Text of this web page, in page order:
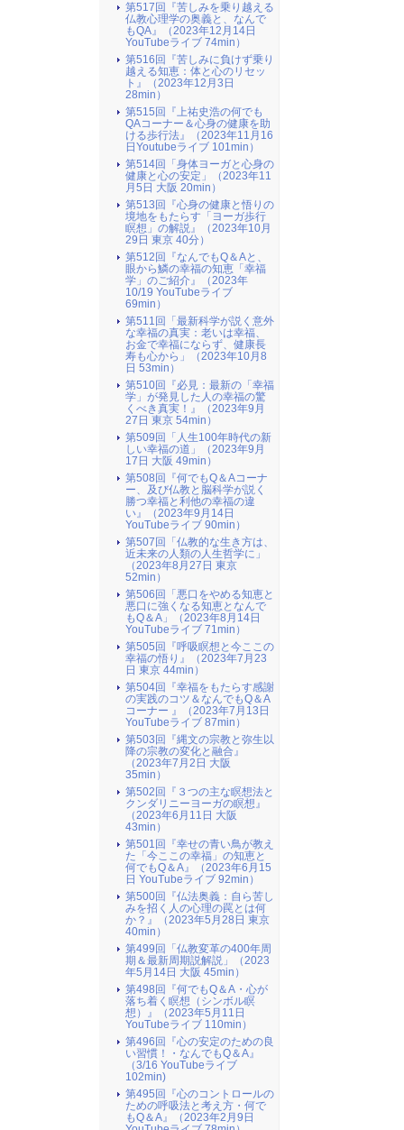
第517回『苦しみを乗り越える
仏教心理学の奥義と、なんで
もQA』（2023年12月14日
YouTubeライブ 74min）
第516回『苦しみに負けず乗り
越える知恵：体と心のリセッ
ト』（2023年12月3日
28min）
第515回『上祐史浩の何でも
QAコーナー＆心身の健康を助
ける歩行法』（2023年11月16
日Youtubeライブ 101min）
第514回「身体ヨーガと心身の
健康と心の安定」（2023年11
月5日 大阪 20min）
第513回『心身の健康と悟りの
境地をもたらす「ヨーガ歩行
瞑想」の解説』（2023年10月
29日 東京 40分）
第512回『なんでもQ＆Aと、
眼から鱗の幸福の知恵「幸福
学」のご紹介』（2023年
10/19 YouTubeライブ
69min）
第511回「最新科学が説く意外
な幸福の真実：老いは幸福、
お金で幸福にならず、健康長
寿も心から」（2023年10月8
日 53min）
第510回『必見：最新の「幸福
学」が発見した人の幸福の驚
くべき真実！』（2023年9月
27日 東京 54min）
第509回「人生100年時代の新
しい幸福の道」（2023年9月
17日 大阪 49min）
第508回『何でもQ＆Aコーナ
ー、及び仏教と脳科学が説く
勝つ幸福と利他の幸福の違
い』（2023年9月14日
YouTubeライブ 90min）
第507回「仏教的な生き方は、
近未来の人類の人生哲学に」
（2023年8月27日 東京
52min）
第506回「悪口をやめる知恵と
悪口に強くなる知恵となんで
もQ＆A」（2023年8月14日
YouTubeライブ 71min）
第505回『呼吸瞑想と今ここの
幸福の悟り』（2023年7月23
日 東京 44min）
第504回『幸福をもたらす感謝
の実践のコツ＆なんでもQ＆A
コーナー 』（2023年7月13日
YouTubeライブ 87min）
第503回『縄文の宗教と弥生以
降の宗教の変化と融合』
（2023年7月2日 大阪
35min）
第502回『３つの主な瞑想法と
クンダリニーヨーガの瞑想』
（2023年6月11日 大阪
43min）
第501回『幸せの青い鳥が教え
た「今ここの幸福」の知恵と
何でもQ＆A』（2023年6月15
日 YouTubeライブ 92min）
第500回『仏法奥義：自ら苦し
みを招く人の心理の罠とは何
か？』（2023年5月28日 東京
40min）
第499回「仏教変革の400年周
期＆最新周期説解説」（2023
年5月14日 大阪 45min）
第498回『何でもQ＆A・心が
落ち着く瞑想（シンボル瞑
想）』（2023年5月11日
YouTubeライブ 110min）
第496回『心の安定のための良
い習慣！・なんでもQ＆A』
（3/16 YouTubeライブ
102min)
第495回『心のコントロールの
ための呼吸法と考え方・何で
もQ＆A』（2023年2月9日